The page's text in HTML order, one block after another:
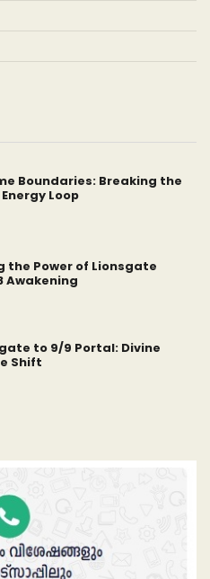
Boundaries: Breaking the
Loop
the Power of Lionsgate
Awakening
to 9/9 Portal: Divine
Shift